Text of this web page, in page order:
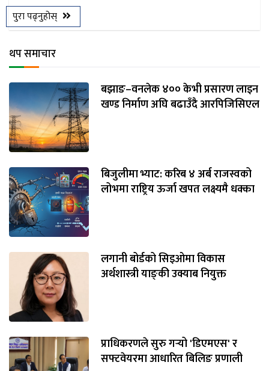
पुरा पढ्नुहोस्
थप समाचार
बझाङ–वनलेक ४०० केभी प्रसारण लाइन
खण्ड निर्माण अघि बढाउँदै आरपिजिसिएल
बिजुलीमा भ्याट: करिब ४ अर्ब राजस्वको
लोभमा राष्ट्रिय ऊर्जा खपत लक्ष्यमै धक्का
लगानी बोर्डको सिइओमा विकास
अर्थशास्त्री याङ्‌की उक्याब नियुक्त
प्राधिकरणले सुरु गर्‍यो 'डिएमएस' र
सफ्टवेयरमा आधारित बिलिङ प्रणाली